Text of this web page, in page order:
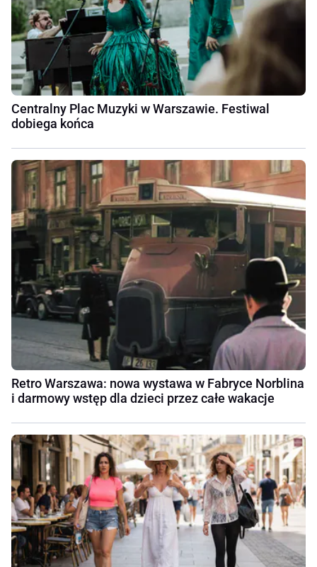
Centralny Plac Muzyki w Warszawie. Festiwal
dobiega końca
Retro Warszawa: nowa wystawa w Fabryce Norblina
i darmowy wstęp dla dzieci przez całe wakacje